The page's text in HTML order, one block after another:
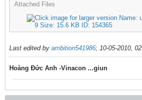
Attached Files
Last edited by ambition541986; 10-05-2010,
Hoàng Đức Anh -Vinacon ...giun